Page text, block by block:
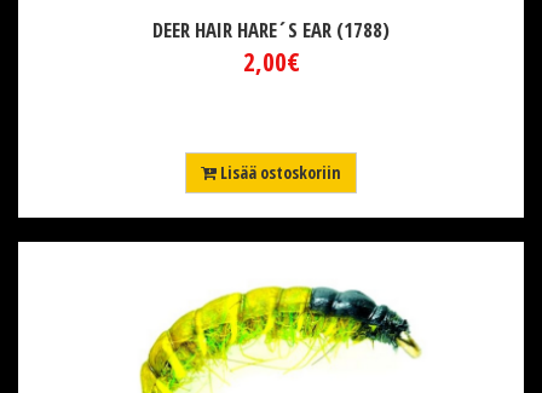
DEER HAIR HARE´S EAR (1788)
2,00€
Lisää ostoskoriin